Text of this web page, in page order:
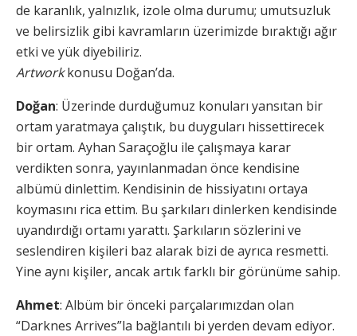
de karanlık, yalnızlık, izole olma durumu; umutsuzluk
ve belirsizlik gibi kavramların üzerimizde bıraktığı ağır
etki ve yük diyebiliriz.
Artworkkonusu Doğan’da.
Doğan: Üzerinde durduğumuz konuları yansıtan bir
ortam yaratmaya çalıştık, bu duyguları hissettirecek
bir ortam. Ayhan Saraçoğlu ile çalışmaya karar
verdikten sonra, yayınlanmadan önce kendisine
albümü dinlettim. Kendisinin de hissiyatını ortaya
koymasını rica ettim. Bu şarkıları dinlerken kendisinde
uyandırdığı ortamı yarattı. Şarkıların sözlerini ve
seslendiren kişileri baz alarak bizi de ayrıca resmetti.
Yine aynı kişiler, ancak artık farklı bir görünüme sahip.
Ahmet: Albüm bir önceki parçalarımızdan olan
“Darknes Arrives”la bağlantılı bi yerden devam ediyor.